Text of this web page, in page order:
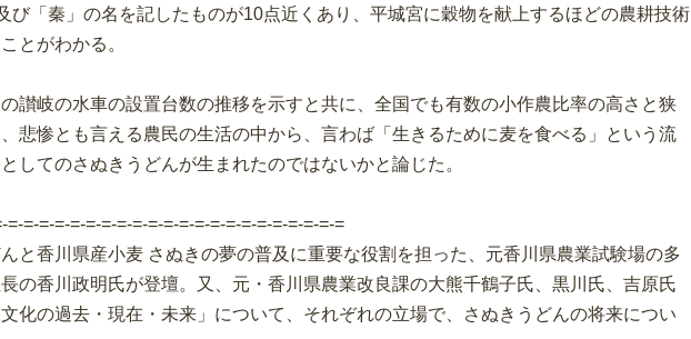
び「秦」の名を記したものが10点近くあり、平城宮に穀物を献上するほどの農耕技術
とがわかる。
讃岐の水車の設置台数の推移を示すと共に、全国でも有数の小作農比率の高さと狭
悲惨とも言える農民の生活の中から、言わば「生きるために麦を食べる」という流
してのさぬきうどんが生まれたのではないかと論じた。
=-=-=-=-=-=-=-=-=-=-=-=-=-=-=-=-=-=-=-=-=-=
と香川県産小麦 さぬきの夢の普及に重要な役割を担った、元香川県農業試験場の多
の香川政明氏が登壇。又、元・香川県農業改良課の大熊千鶴子氏、黒川氏、吉原氏
化の過去・現在・未来」について、それぞれの立場で、さぬきうどんの将来につい